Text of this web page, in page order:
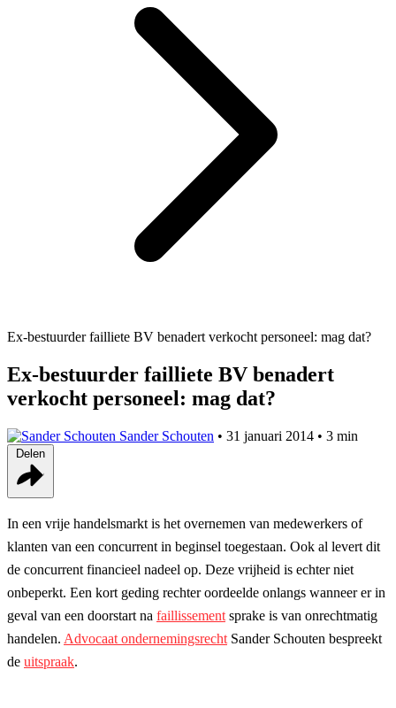
Ex-bestuurder failliete BV benadert verkocht personeel: mag dat?
Ex-bestuurder failliete BV benadert
verkocht personeel: mag dat?
Sander Schouten • 31 januari 2014 • 3 min
In een vrije handelsmarkt is het overnemen van medewerkers of
klanten van een concurrent in beginsel toegestaan. Ook al levert dit
de concurrent financieel nadeel op. Deze vrijheid is echter niet
onbeperkt. Een kort geding rechter oordeelde onlangs wanneer er in
geval van een doorstart na faillissement sprake is van onrechtmatig
handelen. Advocaat ondernemingsrecht Sander Schouten bespreekt
de uitspraak.